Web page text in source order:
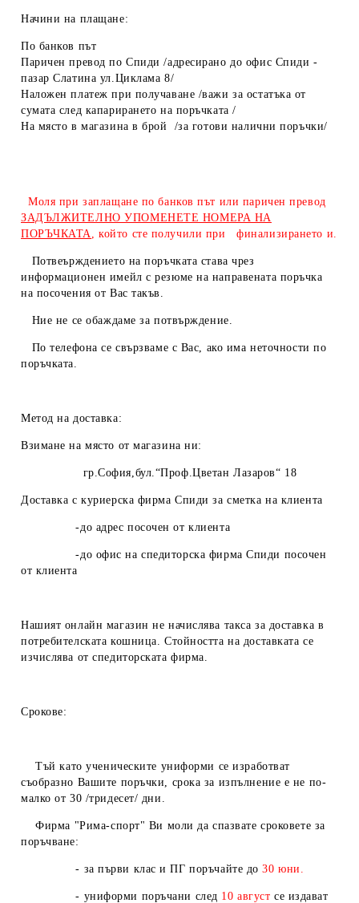
Начини на плащане:
По банков път
Паричен превод по Спиди /адресирано до офис Спиди -
пазар Слатина ул.Циклама 8/
Наложен платеж при получаване /важи за остатъка от
сумата след капарирането на поръчката /
На място в магазина в брой /за готови налични поръчки/
Моля при заплащане по банков път или паричен превод
ЗАДЪЛЖИТЕЛНО УПОМЕНЕТЕ НОМЕРА НА
ПОРЪЧКАТА, който сте получили при финализирането и.
Потвеърждението на поръчката става чрез
информационен имейл с резюме на направената поръчка
на посочения от Вас такъв.
Ние не се обаждаме за потвърждение.
По телефона се свързваме с Вас, ако има неточности по
поръчката.
Метод на доставка:
Взимане на място от магазина ни:
гр.София,бул.“Проф.Цветан Лазаров“ 18
Доставка с куриерска фирма Спиди за сметка на клиента
-до адрес посочен от клиента
-до офис на спедиторска фирма Спиди посочен
от клиента
Нашият онлайн магазин не начислява такса за доставка в
потребителската кошница. Стойността на доставката се
изчислява от спедиторската фирма.
Срокове:
Тъй като ученическите униформи се изработват
съобразно Вашите поръчки, срока за изпълнение е не по-
малко от 30 /тридесет/ дни.
Фирма "Рима-спорт" Ви моли да спазвате сроковете за
поръчване:
- за първи клас и ПГ поръчайте до30 юни.
- униформи поръчани след 10 август се издават